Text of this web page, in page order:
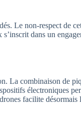
Le non-respect de
s’inscrit dans un
La combinaison de
électroniques
facilite désormais